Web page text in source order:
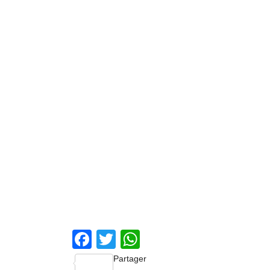
FacebookTwitter
Partager